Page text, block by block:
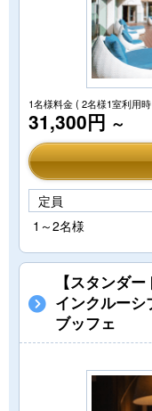
1名様料金( 2名様1室利用
31,300円 ～
定員
1～2名様
【スタンダ
インクルーシ
ブッフェ